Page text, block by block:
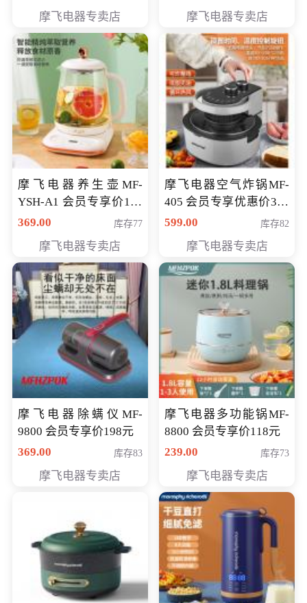
摩飞电器专卖店 摩飞电器专卖店
摩飞电器养生壶MF-
YSH-A1 会员专享价198
元
369.00 库存77
摩飞电器专卖店
摩飞电器空气炸锅MF-
405 会员专享优惠价369
元
599.00 库存82
摩飞电器专卖店
摩飞电器除螨仪MF-
9800 会员专享价198元
369.00
库存83
摩飞电器专卖店
摩飞电器多功能锅MF-
8800 会员专享价118元
239.00
库存73
摩飞电器专卖店